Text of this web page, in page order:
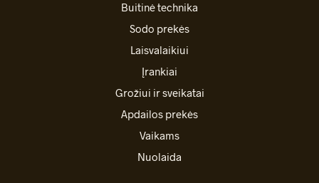
Buitinė technika
Sodo prekės
Laisvalaikiui
Įrankiai
Grožiui ir sveikatai
Apdailos prekės
Vaikams
Nuolaida